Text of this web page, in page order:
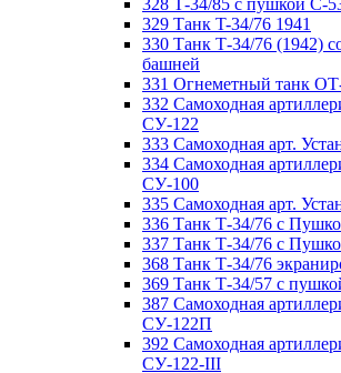
328 Т-34/85 с пушкой С-
329 Танк T-34/76 1941
330 Танк Т-34/76 (1942)
башней
331 Огнеметный танк
332 Самоходная
СУ-122
333 Самоходная арт.
334 Самоходная
СУ-100
335 Самоходная арт.
336 Танк Т-34/76 с
337 Танк Т-34/76 с
368 Танк Т-34/76
369 Танк Т-34/57 с
387 Самоходная
СУ-122П
392 Самоходная
СУ-122-III